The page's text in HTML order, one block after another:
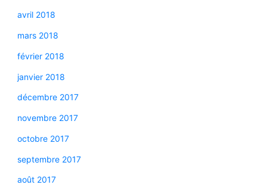
avril 2018
mars 2018
février 2018
janvier 2018
décembre 2017
novembre 2017
octobre 2017
septembre 2017
août 2017